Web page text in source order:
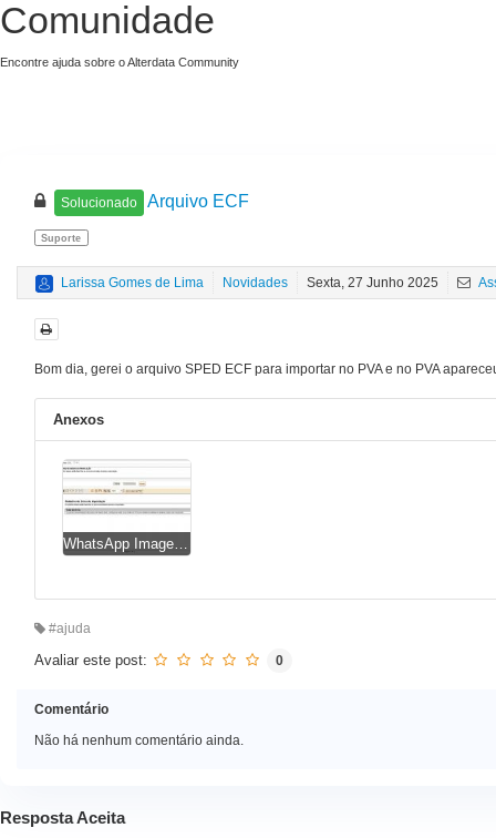
Comunidade
Encontre ajuda sobre o Alterdata Community
Solucionado Arquivo ECF
Suporte
Larissa Gomes de Lima Novidades Sexta, 27 Junho 2025
Bom dia, gerei o arquivo SPED ECF para importar no PVA e no PVA
Anexos
#ajuda
Avaliar este post: 0
Comentário
Não há nenhum comentário ainda.
Resposta Aceita